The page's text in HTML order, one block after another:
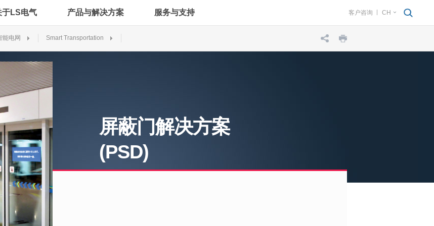
于LS电气 产品与解决方案 服务与支持 客户咨询 CH
能电网 Smart Transportation
屏蔽门解决方案
(PSD)